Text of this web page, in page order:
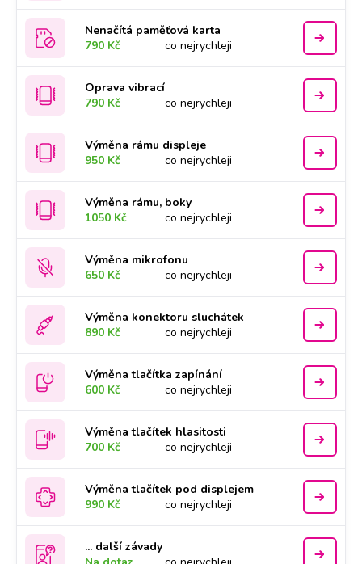
Nenačítá paměťová karta
790 Kč
co nejrychleji
Oprava vibrací
790 Kč
co nejrychleji
Výměna rámu displeje
950 Kč
co nejrychleji
Výměna rámu, boky
1050 Kč
co nejrychleji
Výměna mikrofonu
650 Kč
co nejrychleji
Výměna konektoru sluchátek
890 Kč
co nejrychleji
Výměna tlačítka zapínání
600 Kč
co nejrychleji
Výměna tlačítek hlasitosti
700 Kč
co nejrychleji
Výměna tlačítek pod displejem
990 Kč
co nejrychleji
... další závady